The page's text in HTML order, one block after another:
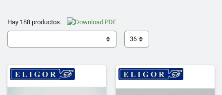
Hay 188 productos.
36